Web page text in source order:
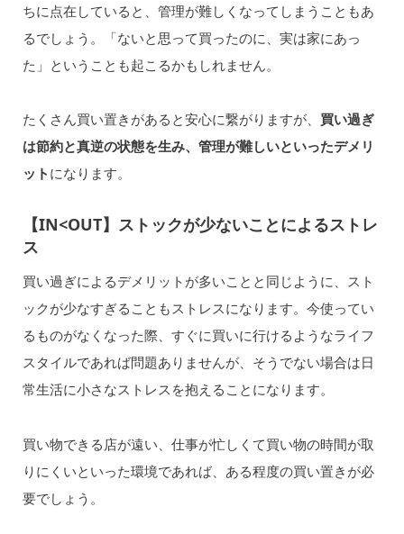
ちに点在していると、管理が難しくなってしまうこともあ
るでしょう。「ないと思って買ったのに、実は家にあっ
た」ということも起こるかもしれません。
たくさん買い置きがあると安心に繋がりますが、 買い過ぎ
は節約と真逆の状態を生み、管理が難しいといったデメリ
ット になります。
【IN<OUT】ストックが少ないことによるストレ
ス
買い過ぎによるデメリットが多いことと同じように、スト
ックが少なすぎることもストレスになります。今使ってい
るものがなくなった際、すぐに買いに行けるようなライフ
スタイルであれば問題ありませんが、そうでない場合は日
常生活に小さなストレスを抱えることになります。
買い物できる店が遠い、仕事が忙しくて買い物の時間が取
りにくいといった環境であれば、ある程度の買い置きが必
要でしょう。